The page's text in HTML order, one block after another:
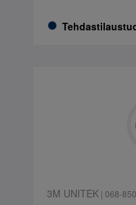
3M UNITEK| 068-